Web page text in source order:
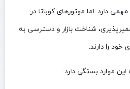
دارد. اما موتورهای کوباتا در
شناخت بازار و دسترسی به
را دارند.
این موارد بستگی دارد: